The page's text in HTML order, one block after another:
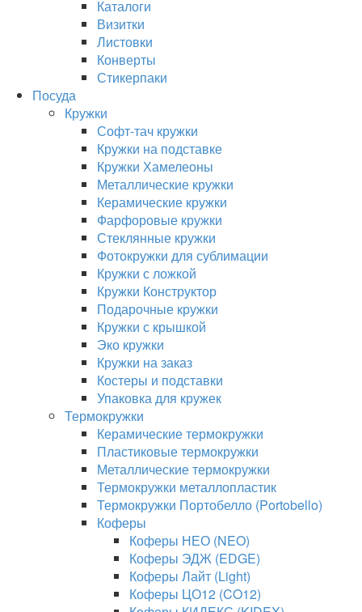
Каталоги
Визитки
Листовки
Конверты
Стикерпаки
Посуда
Кружки
Софт-тач кружки
Кружки на подставке
Кружки Хамелеоны
Металлические кружки
Керамические кружки
Фарфоровые кружки
Стеклянные кружки
Фотокружки для сублимации
Кружки с ложкой
Кружки Конструктор
Подарочные кружки
Кружки с крышкой
Эко кружки
Кружки на заказ
Костеры и подставки
Упаковка для кружек
Термокружки
Керамические термокружки
Пластиковые термокружки
Металлические термокружки
Термокружки металлопластик
Термокружки Портобелло (Portobello)
Коферы
Коферы НЕО (NEO)
Коферы ЭДЖ (EDGE)
Коферы Лайт (Light)
Коферы ЦО12 (CO12)